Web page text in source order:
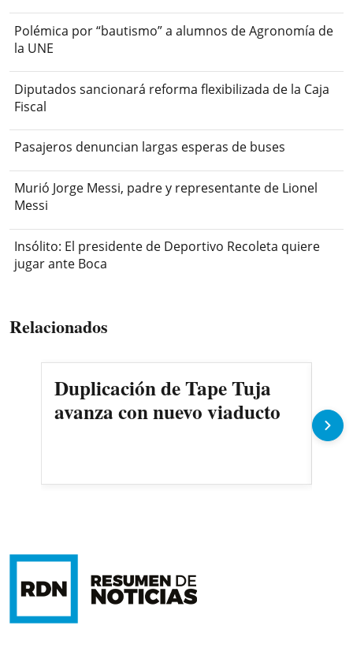
Polémica por “bautismo” a alumnos de Agronomía de
la UNE
Diputados sancionará reforma flexibilizada de la Caja
Fiscal
Pasajeros denuncian largas esperas de buses
Murió Jorge Messi, padre y representante de Lionel
Messi
Insólito: El presidente de Deportivo Recoleta quiere
jugar ante Boca
Relacionados
Duplicación de Tape Tuja
avanza con nuevo viaducto